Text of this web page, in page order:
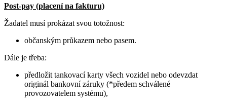
Post-pay (placení na fakturu)
Žadatel musí prokázat svou totožnost:
občanským průkazem nebo pasem.
Dále je třeba:
předložit tankovací karty všech vozidel nebo odevzdat
originál bankovní záruky (*předem schválené
provozovatelem systému),